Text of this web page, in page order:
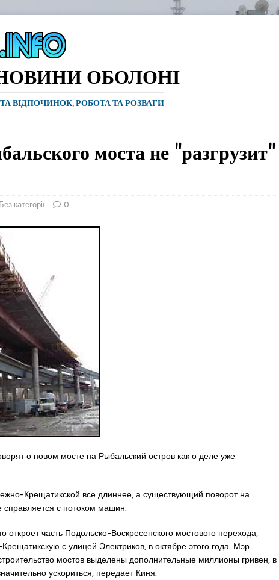
ОБОЛОНІ
ВІДПОЧИНОК, РОБОТА ТА РОЗВАГИ
моста не "разгрузит"
Без категорії 0
о новом мосте на Рыбальский остров как о деле уже
Крещатикской все длиннее, а существующий поворот на
с потоком машин.
часть Подольско-Воскресенского мостового перехода,
с улицей Электриков, в октябре этого года. Мэр
мостов выделены дополнительные миллионы гривен, в
ускориться, передает Киня.